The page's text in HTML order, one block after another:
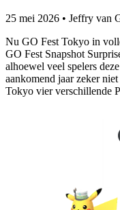
25 mei 2026 • Jeffry van
Nu GO Fest Tokyo in
GO Fest Snapshot
alhoewel veel spelers
aankomend jaar zeker
Tokyo vier verschillende